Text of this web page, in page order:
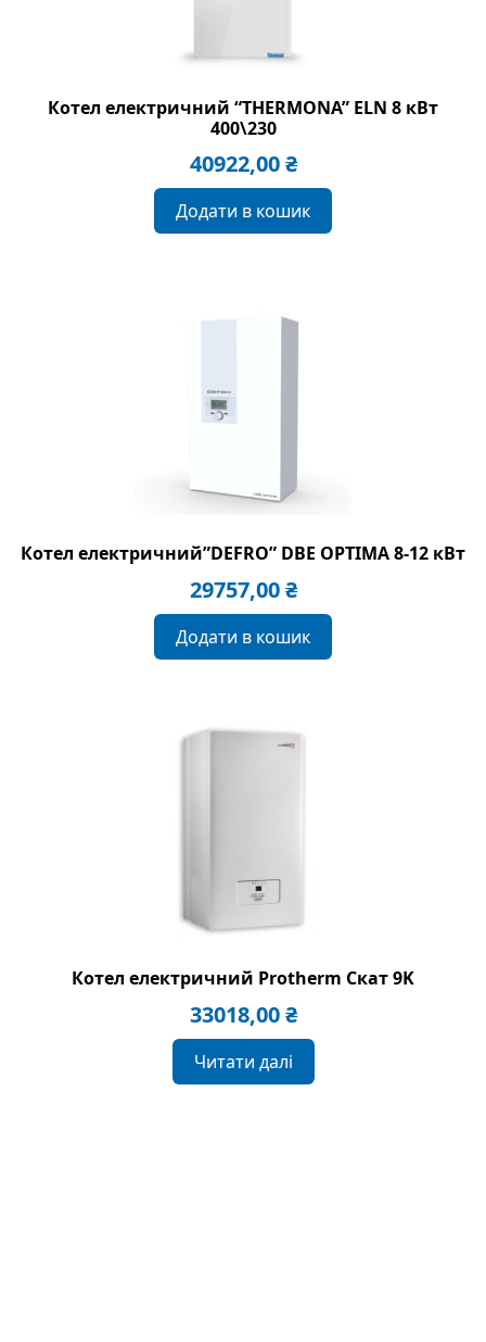
Котел електричний “THERMONA” ELN 8 кВт
400\230
40922,00₴
Додати в кошик
Котел електричний”DEFRO” DBE OPTIMA 8-12 кВт
29757,00₴
Додати в кошик
Котел електричний Protherm Скат 9K
33018,00₴
Читати далі